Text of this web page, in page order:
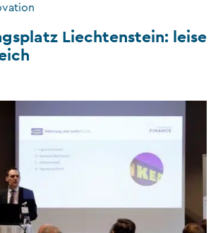
Liechtenstein: leise